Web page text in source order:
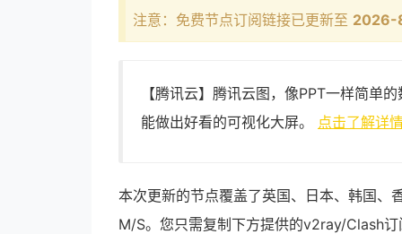
注意：免费节点订阅链接已更新至 2026-
【腾讯云】腾讯云图，像PPT一样简单
能做出好看的可视化大屏。 点击了解详
本次更新的节点覆盖了英国、日本、韩国、
M/S。您只需复制下方提供的v2ray/Clash